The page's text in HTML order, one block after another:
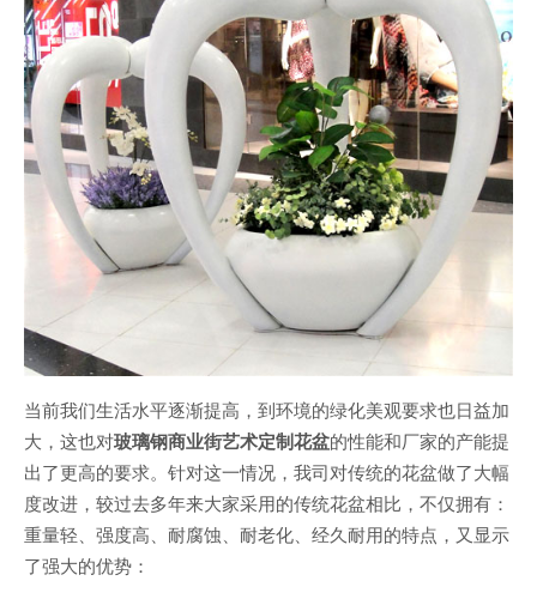
当前我们生活水平逐渐提高，到环境的绿化美观要求也日益加
大，这也对玻璃钢商业街艺术定制花盆的性能和厂家的产能提
出了更高的要求。针对这一情况，我司对传统的花盆做了大幅
度改进，较过去多年来大家采用的传统花盆相比，不仅拥有：
重量轻、强度高、耐腐蚀、耐老化、经久耐用的特点，又显示
了强大的优势：